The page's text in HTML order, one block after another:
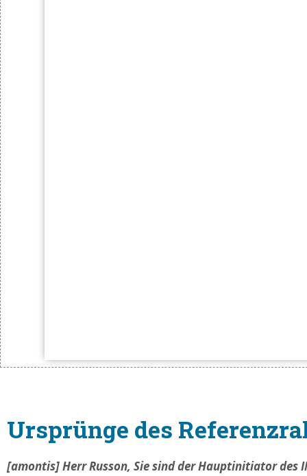
Ursprünge des
[amontis] Herr Russon, Sie sind der Hauptinitiator des